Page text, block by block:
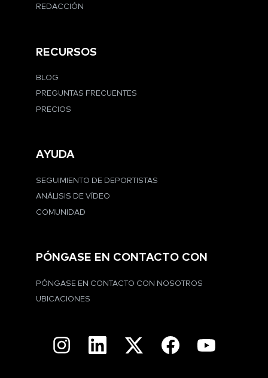
REDACCIÓN
RECURSOS
BLOG
PREGUNTAS FRECUENTES
PRECIOS
AYUDA
SEGUIMIENTO DE DEPORTISTAS
ANÁLISIS DE VÍDEO
COMUNIDAD
PÓNGASE EN CONTACTO CON
PÓNGASE EN CONTACTO CON NOSOTROS
UBICACIONES